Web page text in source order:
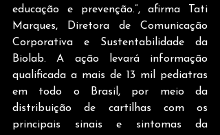
educação e prevenção.”, afirma Tati
Marques, Diretora de Comunicação
Corporativa e Sustentabilidade da
Biolab. A ação levará informação
qualificada a mais de 13 mil pediatras
em todo o Brasil, por meio da
distribuição de cartilhas com os
principais sinais e sintomas da